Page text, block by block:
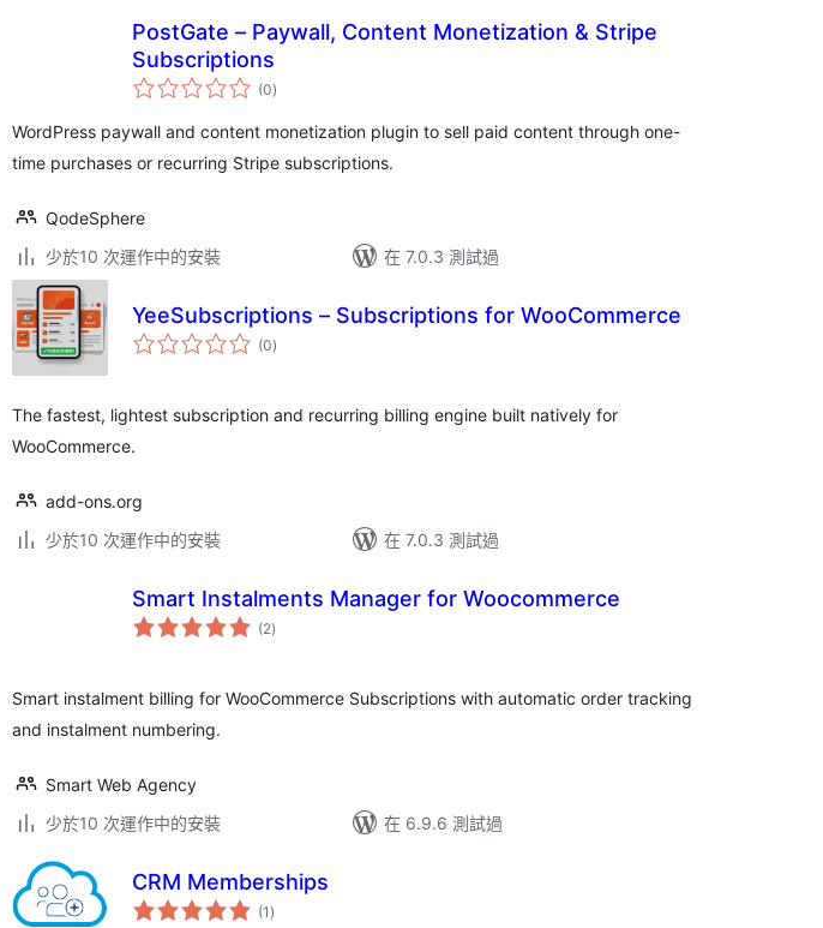
PostGate – Paywall, Content Monetization & Stripe
Subscriptions
(0總
評)
WordPress paywall and content monetization plugin to sell paid content through one-
time purchases or recurring Stripe subscriptions.
QodeSphere
少於10 次運作中的安裝
在 7.0.3 測試過
YeeSubscriptions – Subscriptions for WooCommerce
(0總
評)
The fastest, lightest subscription and recurring billing engine built natively for
WooCommerce.
add-ons.org
少於10 次運作中的安裝
在 7.0.3 測試過
Smart Instalments Manager for Woocommerce
(2總
評)
Smart instalment billing for WooCommerce Subscriptions with automatic order tracking
and instalment numbering.
Smart Web Agency
少於10 次運作中的安裝
在 6.9.6 測試過
CRM Memberships
(1 總
評)